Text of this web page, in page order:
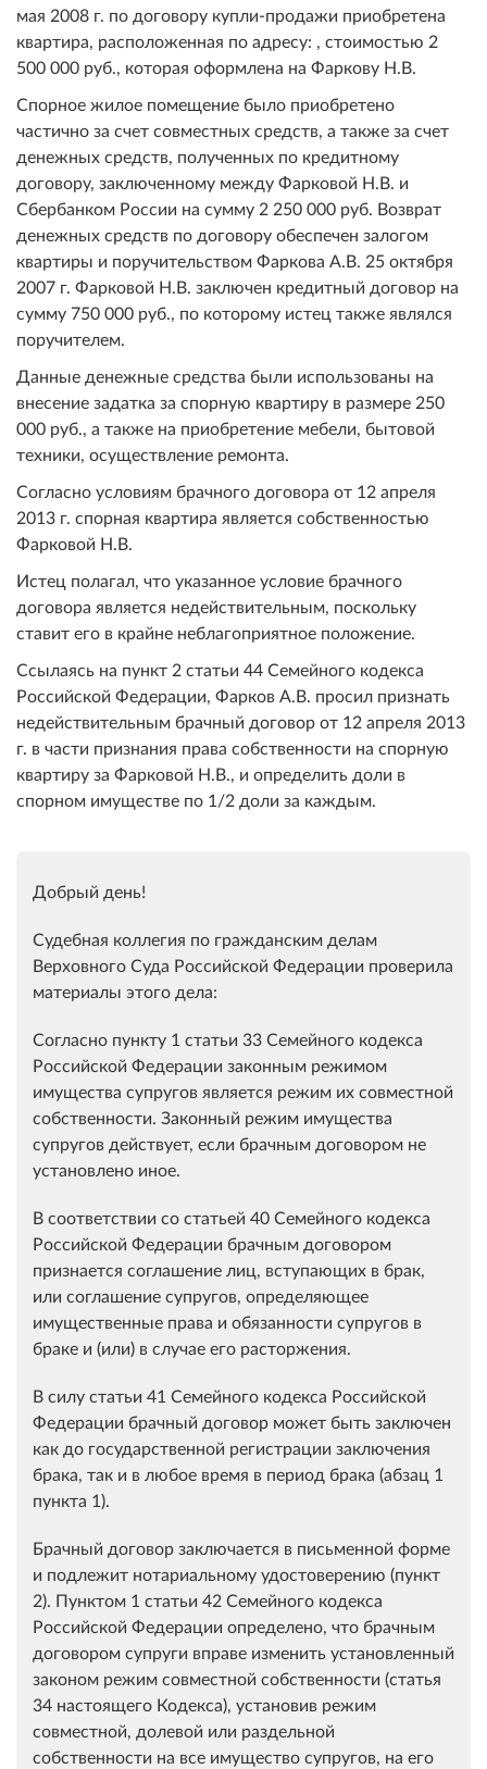
мая 2008 г. по договору купли-продажи приобретена
квартира, расположенная по адресу: , стоимостью 2
500 000 руб., которая оформлена на Фаркову Н.В.
Спорное жилое помещение было приобретено
частично за счет совместных средств, а также за счет
денежных средств, полученных по кредитному
договору, заключенному между Фарковой Н.В. и
Сбербанком России на сумму 2 250 000 руб. Возврат
денежных средств по договору обеспечен залогом
квартиры и поручительством Фаркова А.В. 25 октября
2007 г. Фарковой Н.В. заключен кредитный договор на
сумму 750 000 руб., по которому истец также являлся
поручителем.
Данные денежные средства были использованы на
внесение задатка за спорную квартиру в размере 250
000 руб., а также на приобретение мебели, бытовой
техники, осуществление ремонта.
Согласно условиям брачного договора от 12 апреля
2013 г. спорная квартира является собственностью
Фарковой Н.В.
Истец полагал, что указанное условие брачного
договора является недействительным, поскольку
ставит его в крайне неблагоприятное положение.
Ссылаясь на пункт 2 статьи 44 Семейного кодекса
Российской Федерации, Фарков А.В. просил признать
недействительным брачный договор от 12 апреля 2013
г. в части признания права собственности на спорную
квартиру за Фарковой Н.В., и определить доли в
спорном имуществе по 1/2 доли за каждым.
Добрый день!
Судебная коллегия по гражданским делам
Верховного Суда Российской Федерации проверила
материалы этого дела:
Согласно пункту 1 статьи 33 Семейного кодекса
Российской Федерации законным режимом
имущества супругов является режим их совместной
собственности. Законный режим имущества
супругов действует, если брачным договором не
установлено иное.
В соответствии со статьей 40 Семейного кодекса
Российской Федерации брачным договором
признается соглашение лиц, вступающих в брак,
или соглашение супругов, определяющее
имущественные права и обязанности супругов в
браке и (или) в случае его расторжения.
В силу статьи 41 Семейного кодекса Российской
Федерации брачный договор может быть заключен
как до государственной регистрации заключения
брака, так и в любое время в период брака (абзац 1
пункта 1).
Брачный договор заключается в письменной форме
и подлежит нотариальному удостоверению (пункт
2). Пунктом 1 статьи 42 Семейного кодекса
Российской Федерации определено, что брачным
договором супруги вправе изменить установленный
законом режим совместной собственности (статья
34 настоящего Кодекса), установив режим
совместной, долевой или раздельной
собственности на все имущество супругов, на его